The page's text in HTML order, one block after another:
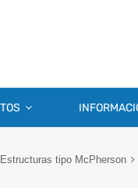
Estructuras tipo McPherson